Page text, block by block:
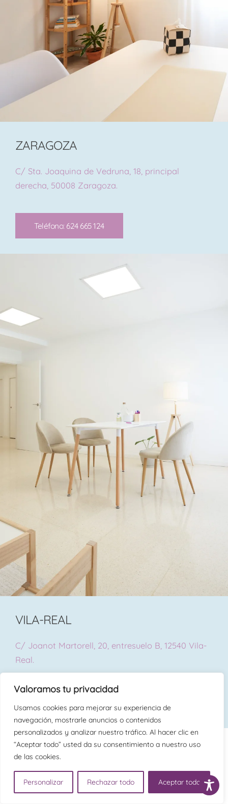
Valoramos tu privacidad
Usamos cookies para mejorar su experiencia de
navegación, mostrarle anuncios o contenidos
personalizados y analizar nuestro tráfico. Al hacer clic en
“Aceptar todo” usted da su consentimiento a nuestro uso
de las cookies.
Personalizar Rechazar todo Aceptar todo
ZARAGOZA
C/ Sta. Joaquina de Vedruna, 18, principal
derecha, 50008 Zaragoza.
Teléfono: 624 665 124
VILA-REAL
C/ Joanot Martorell, 20, entresuelo B, 12540 Vila-
Real.
info@psicara.com